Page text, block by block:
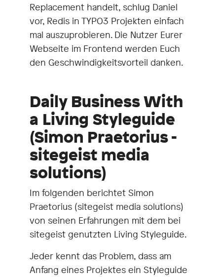
Replacement handelt, schlug Daniel
vor, Redis in TYPO3 Projekten einfach
mal auszuprobieren. Die Nutzer Eurer
Webseite im Frontend werden Euch
den Geschwindigkeitsvorteil danken.
Daily Business With
a Living Styleguide
(Simon Praetorius -
sitegeist media
solutions)
Im folgenden berichtet Simon
Praetorius (sitegeist media solutions)
von seinen Erfahrungen mit dem bei
sitegeist genutzten Living Styleguide.
Jeder kennt das Problem, dass am
Anfang eines Projektes ein Styleguide